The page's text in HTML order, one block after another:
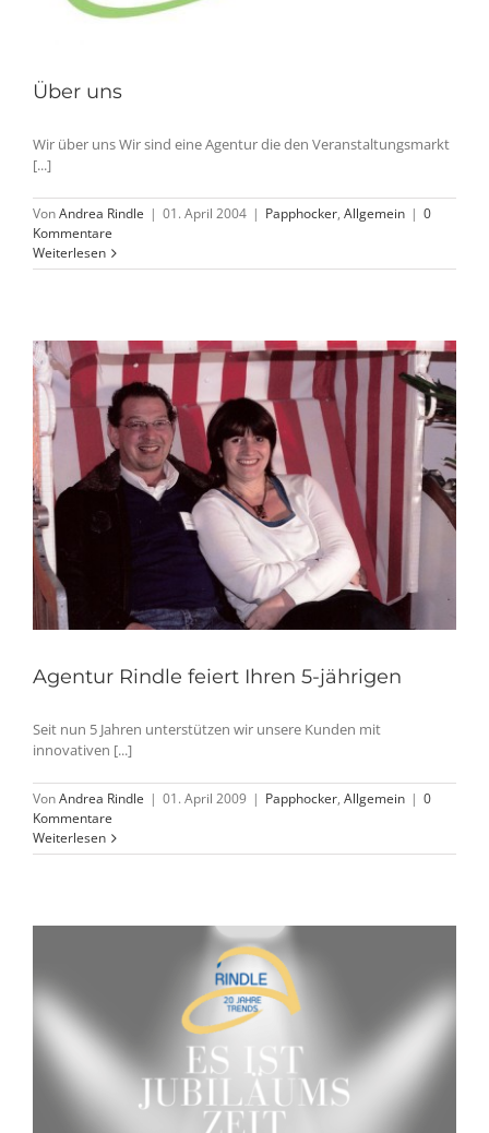
Über uns
Wir über uns Wir sind eine Agentur die den Veranstaltungsmarkt
[...]
VonAndrea Rindle | 01. April 2004 | Papphocker, Allgemein | 0
Kommentare
Weiterlesen
Agentur Rindle feiert Ihren 5-jährigen
Seit nun 5 Jahren unterstützen wir unsere Kunden mit
innovativen [...]
VonAndrea Rindle | 01. April 2009 | Papphocker, Allgemein | 0
Kommentare
Weiterlesen